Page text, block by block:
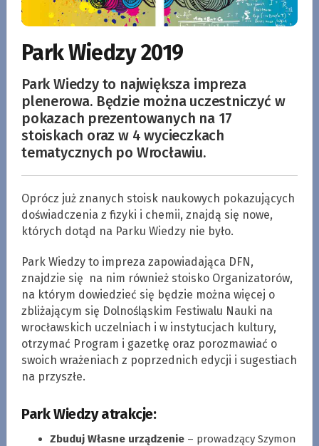
Park Wiedzy 2019
Park Wiedzy to największa impreza
plenerowa. Będzie można uczestniczyć w
pokazach prezentowanych na 17
stoiskach oraz w 4 wycieczkach
tematycznych po Wrocławiu.
Oprócz już znanych stoisk naukowych pokazujących
doświadczenia z fizyki i chemii, znajdą się nowe,
których dotąd na Parku Wiedzy nie było.
Park Wiedzy to impreza zapowiadająca DFN,
znajdzie się na nim również stoisko Organizatorów,
na którym dowiedzieć się będzie można więcej o
zbliżającym się Dolnośląskim Festiwalu Nauki na
wrocławskich uczelniach i w instytucjach kultury,
otrzymać Program i gazetkę oraz porozmawiać o
swoich wrażeniach z poprzednich edycji i sugestiach
na przyszłe.
Park Wiedzy atrakcje:
Zbuduj Własne urządzenie– prowadzący Szymon